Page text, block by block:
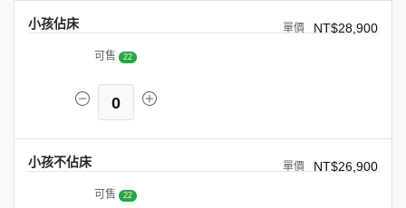
小孩佔床 NT$28,900
可售 22
0
小孩不佔床 NT$26,900
可售 22